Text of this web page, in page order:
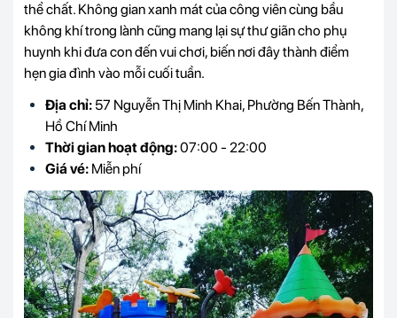
thể chất. Không gian xanh mát của công viên cùng bầu
không khí trong lành cũng mang lại sự thư giãn cho phụ
huynh khi đưa con đến vui chơi, biến nơi đây thành điểm
hẹn gia đình vào mỗi cuối tuần.
Địa chỉ: 57 Nguyễn Thị Minh Khai, Phường Bến Thành,
Hồ Chí Minh
Thời gian hoạt động:07:00 - 22:00
Giá vé: Miễn phí